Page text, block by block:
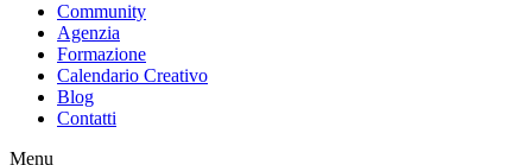
Community
Agenzia
Formazione
Calendario Creativo
Blog
Contatti
Menu